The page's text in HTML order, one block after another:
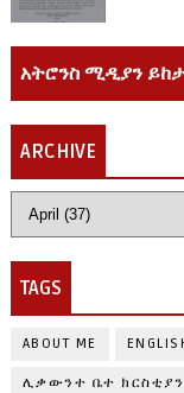
አትሮንስ ሚዲያን
ARCHIVE
TAGS
ABOUT ME
ሊቃውንተ ቤተ ክርስቲያን